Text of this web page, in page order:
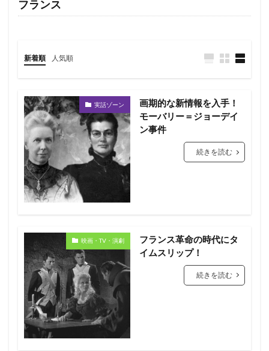
フランス
新着順 人気順
実話ゾーン
画期的な新情報を入手！
モーバリー＝ジョーデイ
ン事件
続きを読む
映画・TV・演劇
フランス革命の時代にタ
イムスリップ！
続きを読む